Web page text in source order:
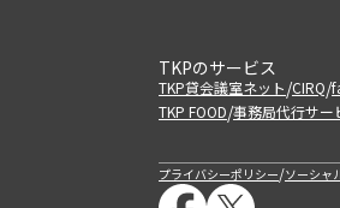
TKPのサービス
TKP貸会議室ネット/CIRQ/
TKP FOOD/事務局代行サー
プライバシーポリシー/ソーシャ